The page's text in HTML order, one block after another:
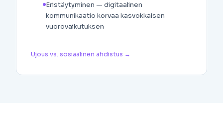
Eristäytyminen — digitaalinen
kommunikaatio korvaa kasvokkaisen
vuorovaikutuksen
Ujous vs. sosiaalinen ahdistus →